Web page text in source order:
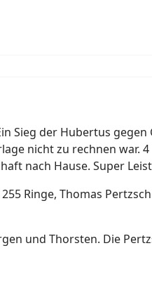
Sieg der Hubertus
nicht zu rechnen war.
nach Hause. Super
Ringe, Thomas
und Thorsten. Die